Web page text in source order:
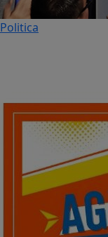
Politica